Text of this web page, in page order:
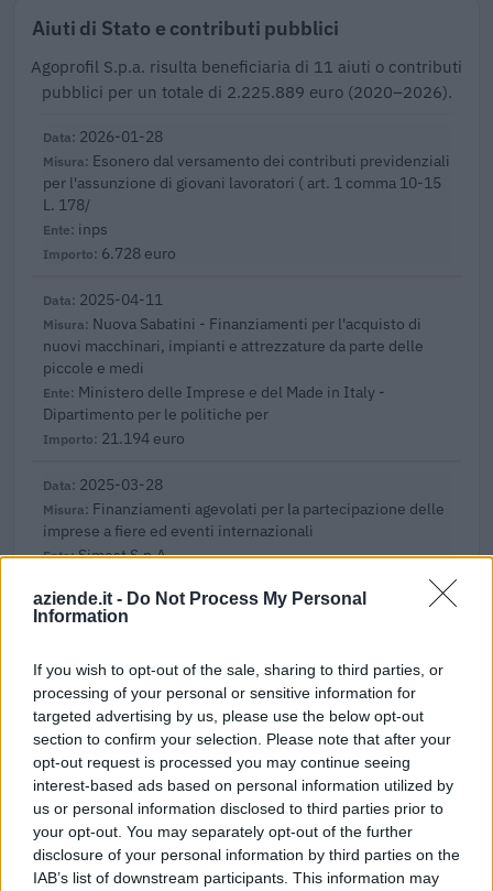
aziende.it - Do Not Process My Personal
Information
If you wish to opt-out of the sale, sharing to third parties, or
processing of your personal or sensitive information for
targeted advertising by us, please use the below opt-out
section to confirm your selection. Please note that after your
opt-out request is processed you may continue seeing
interest-based ads based on personal information utilized by
us or personal information disclosed to third parties prior to
your opt-out. You may separately opt-out of the further
disclosure of your personal information by third parties on the
IAB’s list of downstream participants. This information may
Aiuti di Stato e contributi pubblici
Agoprofil S.p.a. risulta beneficiaria di 11 aiuti o contributi
pubblici per un totale di 2.225.889 euro (2020–2026).
2026-01-28
Esonero dal versamento dei contributi previdenziali
per l'assunzione di giovani lavoratori ( art. 1 comma 10-15
L. 178/
inps
6.728 euro
2025-04-11
Nuova Sabatini - Finanziamenti per l'acquisto di
nuovi macchinari, impianti e attrezzature da parte delle
piccole e medi
Ministero delle Imprese e del Made in Italy -
Dipartimento per le politiche per
21.194 euro
2025-03-28
Finanziamenti agevolati per la partecipazione delle
imprese a fiere ed eventi internazionali
Simest S.p.A.
2025-01-31
per l'assunzione di giovani lavoratori ( art. 1 comma 10-15
L. 178/
inps
3.030 euro
2023-04-04
esenzioni fiscali e crediti d'imposta adottati a
seguito della crisi economica causata dall'epidemia di
COVID-19 [con mo
agenzia delle entrate